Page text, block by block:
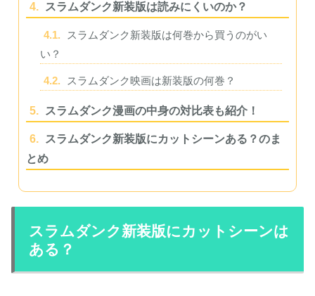
4. スラムダンク新装版は読みにくいのか？
4.1.
スラムダンク新装版は何巻から買うのがい
い？
4.2. スラムダンク映画は新装版の何巻？
5. スラムダンク漫画の中身の対比表も紹介！
6.
スラムダンク新装版にカットシーンある？のま
とめ
スラムダンク新装版にカットシーンは
ある？